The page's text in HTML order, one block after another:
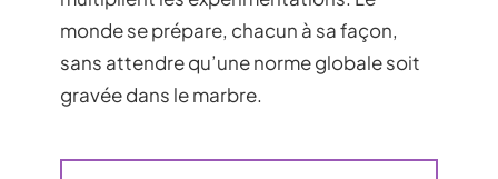
monde se prépare, chacun à sa façon,
sans attendre qu’une norme globale soit
gravée dans le marbre.